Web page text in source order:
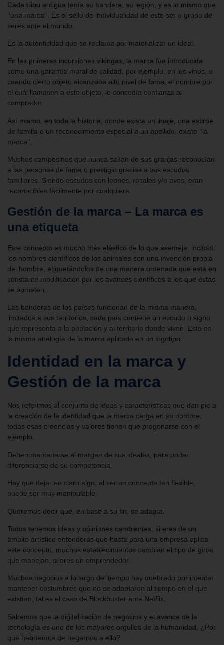
Cada tribu antigua tenía su bandera, su legión, y es lo mismo que
‘’una marca’’. Es el sello de individualidad de este ser o grupo de
seres ante el mundo.
Es la autenticidad que se reclama por materializar un ideal.
En las primeras incursiones vikingas, la marca fue introducida
como una garantía moral de calidad, por ejemplo, en los vinos, o
cuando cierto objeto alcanzaba alto nivel de fama, el nombre por
el cuál llamasen a este objeto, le concedía confianza al
comprador.
Así mismo, en toda la historia, donde exista un linaje, una estirpe
de familia o un reconocimiento especial a un apellido, existe ‘’la
marca’’.
Muchos campesinos que nunca salían de sus granjas reconocían
a las personas de fama o prestigio gracias a sus escudos
familiares. Siendo escudos con leones, rosales y/o aves, eran
reconocibles fácilmente por cualquiera.
Gestión de la marca – La marca es
una etiqueta
Este concepto es mucho más elástico de lo que asemeja, incluso,
los nombres científicos de los animales son una invención propia
del hombre, etiquetándolos de una manera ordenada que está en
constante modificación por los avances científicos a los que éstas
se someten.
Las banderas de los países funcionan de la misma manera,
limitados a sus territorios, cada país contiene un escudo o signo
que representa a la población y al territorio donde viven. Esto es
la misma analogía de la marca aplicado en un logotipo.
Identidad en la marca y
Gestión de la marca
Nos referimos al conjunto de ideas y características que dan pie a
la creación de la identidad que la marca carga en su nombre,
todas esas creencias y valores tienen que pregonarse con el
ejemplo.
Deben mantenerse al margen de sus ideales, para poder
diferenciarse de su competencia.
Hay que dejar en claro algo, al ser un concepto tan flexible,
puede ser muy manipulable.
Queremos decir que, en base a su fin, se adapta.
Todos tenemos ideas y opiniones cambiantes, si eres de un
ámbito artístico entenderás que hasta para una empresa aplica
este concepto, muchos establecimientos cambian el tipo de giros
que manejan, si eres un emprendedor.
Muchos negocios a lo largo del tiempo hay quebrado por intentar
mantener costumbres que no se adaptaron al tiempo en el que
existían, tal es el caso de Blockbuster ante Netflix,
Sabemos que la digitalización de negocios y el avance de la
tecnología es uno de los mayores orgullos de la humanidad, ¿Por
qué habríamos de negarnos a ello?